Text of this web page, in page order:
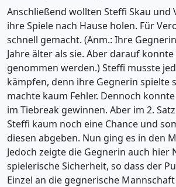
Anschließend wollten Steffi Skau und
ihre Spiele nach Hause holen. Für
schnell gemacht. (Anm.: Ihre
Jahre älter als sie. Aber darauf
genommen werden.) Steffi musste
kämpfen, denn ihre Gegnerin spielte
machte kaum Fehler. Dennoch
im Tiebreak gewinnen. Aber im 2.
Steffi kaum noch eine Chance und
diesen abgeben. Nun ging es in den
Jedoch zeigte die Gegnerin auch hier
spielerische Sicherheit, so dass der
Einzel an die gegnerische